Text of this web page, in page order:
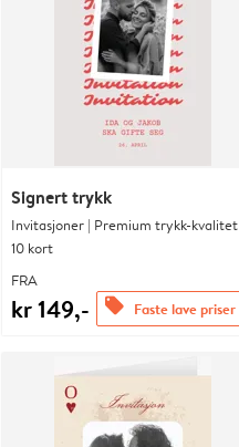
Signert trykk
Invitasjoner | Premium trykk-kvalitet
10 kort
FRA
kr 149,- offers Faste lave priser